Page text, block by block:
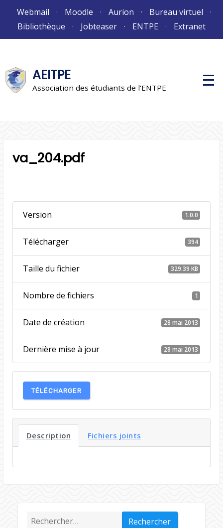
Webmail Moodle Aurion
Bureau virtuel
Bibliothèque
Jobteaser ENTPE Extranet
AEITPE
Association des étudiants de l'ENTPE
M
e
va_204.pdf
Version 1.0.0
Télécharger 394
Taille du fichier 329.39 KB
Nombre de fichiers 1
Date de création 28 mai 2013
Dernière mise à jour 28 mai 2013
TÉLÉCHARGER
Description Fichiers joints
Rechercher :